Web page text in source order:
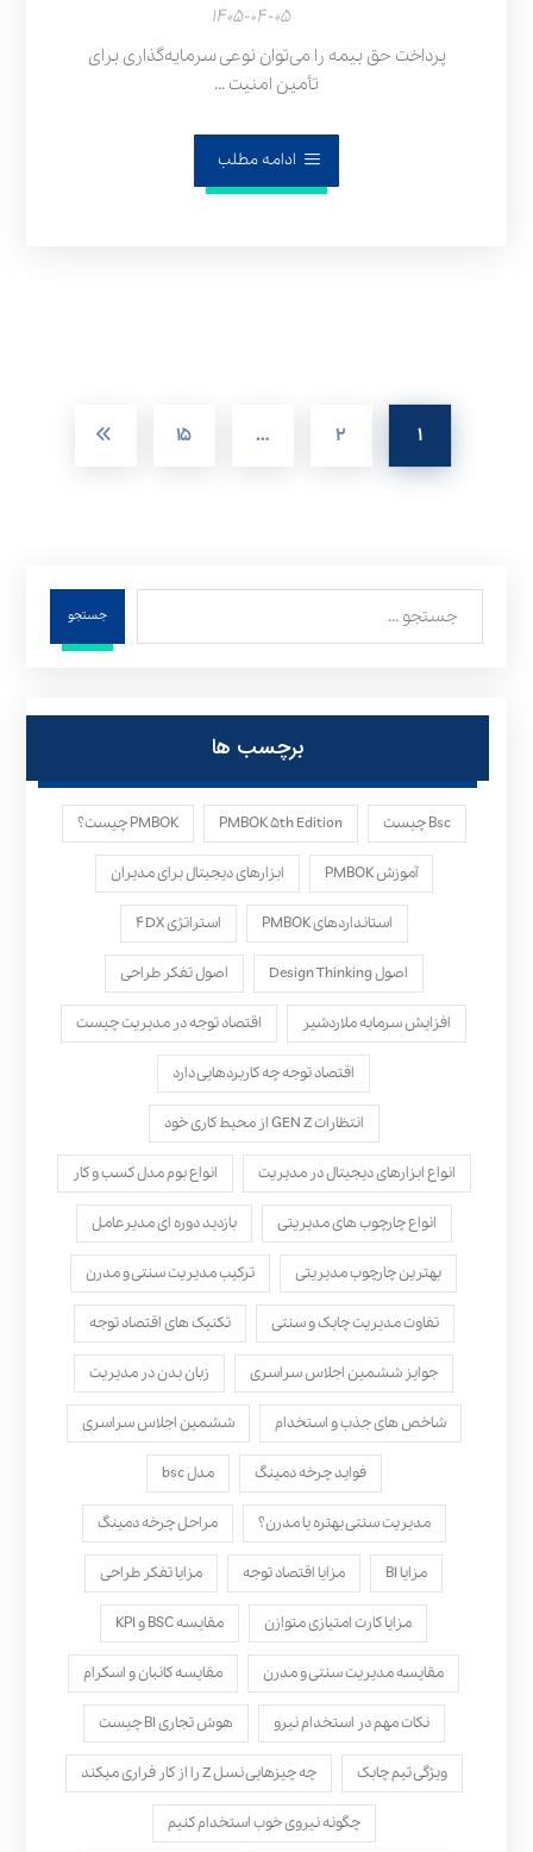
۱۴۰۵-۰۴-۰۵
پرداخت حق بیمه را می‌توان نوعی سرمایه‌گذاری برای
تأمین امنیت ...
ادامه مطلب
۱ ۲ … ۱۵
جستجو
برچسب ها
Bsc چیست PMBOK ۵th Edition PMBOK چیست؟
آموزش PMBOK ابزارهای دیجیتال برای مدیران
استانداردهای PMBOK استراتژی ۴DX
اصول Design Thinking اصول تفکر طراحی
افزایش سرمایه ملاردشیر اقتصاد توجه در مدیریت چیست
اقتصاد توجه چه کاربردهایی دارد
انتظارات GEN Z از محیط کاری خود
انواع ابزارهای دیجیتال در مدیریت انواع بوم مدل کسب‌ و کار
انواع چارچوب های مدیریتی بازدید دوره ای مدیرعامل
بهترین چارچوب مدیریتی ترکیب مدیریت سنتی و مدرن
تفاوت مدیریت چابک و سنتی تکنیک های اقتصاد توجه
جوایز ششمین اجلاس سراسری زبان بدن در مدیریت
شاخص های جذب و استخدام ششمین اجلاس سراسری
فواید چرخه دمینگ مدل bsc
مدیریت سنتی بهتره یا مدرن؟ مراحل چرخه دمینگ
مزایا BI مزایا اقتصاد توجه مزایا تفکر طراحی
مزایا کارت امتیازی متوازن مقایسه BSC و KPI
مقایسه مدیریت سنتی و مدرن مقایسه کانبان و اسکرام
نکات مهم در استخدام نیرو هوش تجاری BI چیست
ویژگی تیم چابک چه چیزهایی نسل Z را از کار فراری میکند
چگونه نیروی خوب استخدام کنیم